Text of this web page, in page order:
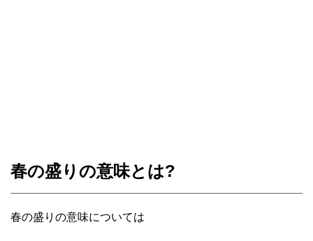
春の盛りの意味とは?
春の盛りの意味については